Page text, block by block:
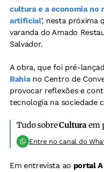
cultura e a economia no
artificial’, nesta próxima
varanda do Amado
Salvador.
A obra, que foi pré-
Bahia no Centro de
provocar reflexões e
tecnologia na sociedade
Tudo sobreCultura em
Entre no canal do
Em entrevista ao portal A